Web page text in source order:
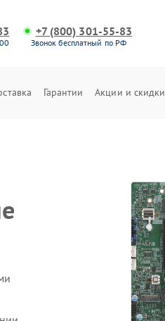
+7 (800) 301-55-83
Звонок бесплатный по РФ
Гарантии Акции и скидки